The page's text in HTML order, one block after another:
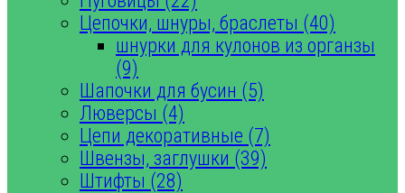
Цепочки, шнуры, браслеты (40)
шнурки для кулонов из органзы
(9)
Шапочки для бусин (5)
Люверсы (4)
Цепи декоративные (7)
Швензы, заглушки (39)
Штифты (28)